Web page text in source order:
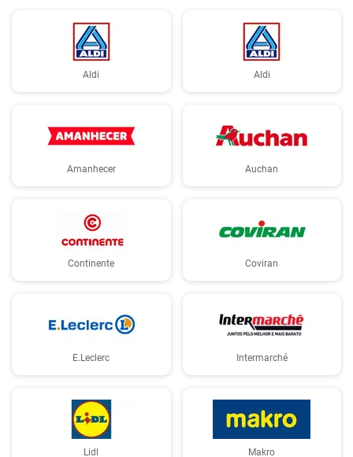
Aldi Aldi
Amanhecer Auchan
Continente Coviran
E.Leclerc Intermarché
Lidl Makro